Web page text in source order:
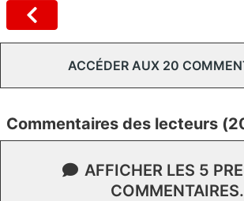
ACCÉDER AUX 20
Commentaires des lecteurs
AFFICHER LES 5
COMMENTAIRES.